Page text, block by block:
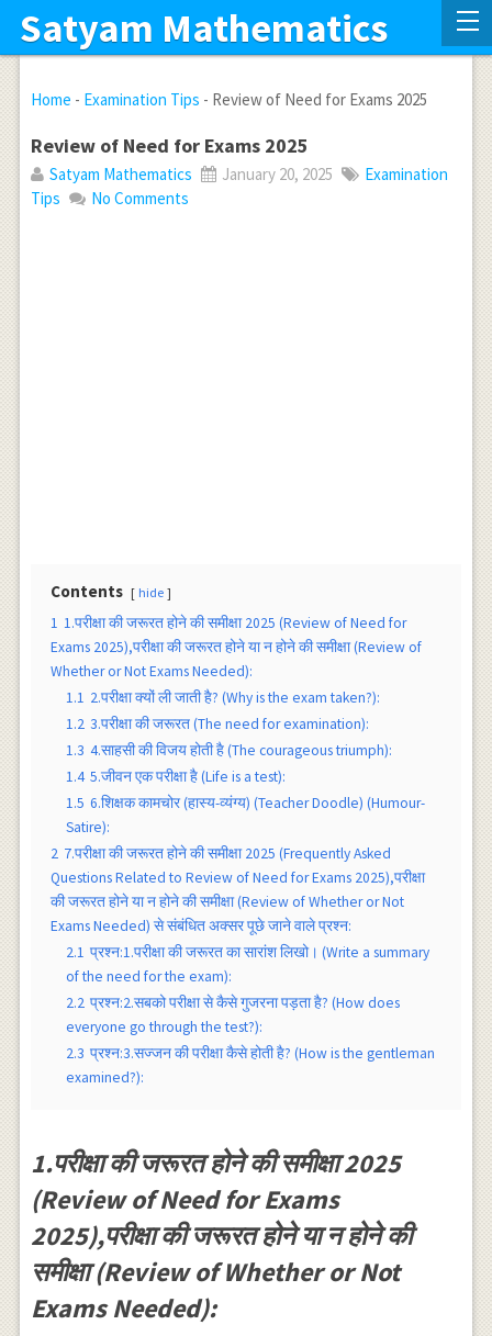
Satyam Mathematics
Home - Examination Tips - Review of Need for Exams 2025
Review of Need for Exams 2025
Satyam Mathematics January 20, 2025
Examination
Tips
No Comments
Contents hide
1 1.परीक्षा की जरूरत होने की समीक्षा 2025 (Review of Need for
Exams 2025),परीक्षा की जरूरत होने या न होने की समीक्षा (Review of
Whether or Not Exams Needed):
1.1 2.परीक्षा क्यों ली जाती है? (Why is the exam taken?):
1.2 3.परीक्षा की जरूरत (The need for examination):
1.3 4.साहसी की विजय होती है (The courageous triumph):
1.4 5.जीवन एक परीक्षा है (Life is a test):
1.5 6.शिक्षक कामचोर (हास्य-व्यंग्य) (Teacher Doodle) (Humour-
Satire):
2 7.परीक्षा की जरूरत होने की समीक्षा 2025 (Frequently Asked
Questions Related to Review of Need for Exams 2025),परीक्षा
की जरूरत होने या न होने की समीक्षा (Review of Whether or Not
Exams Needed) से संबंधित अक्सर पूछे जाने वाले प्रश्न:
2.1 प्रश्न:1.परीक्षा की जरूरत का सारांश लिखो। (Write a summary
of the need for the exam):
2.2 प्रश्न:2.सबको परीक्षा से कैसे गुजरना पड़ता है? (How does
everyone go through the test?):
2.3 प्रश्न:3.सज्जन की परीक्षा कैसे होती है? (How is the gentleman
examined?):
1.परीक्षा की जरूरत होने की समीक्षा 2025
(Review of Need for Exams
2025),परीक्षा की जरूरत होने या न होने की
समीक्षा (Review of Whether or Not
Exams Needed):